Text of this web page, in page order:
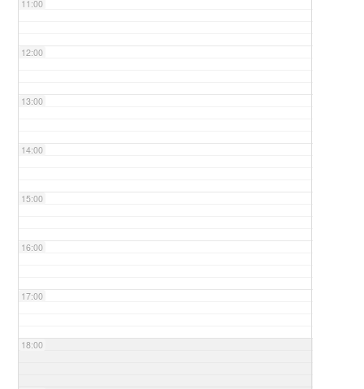
11:00
12:00
13:00
14:00
15:00
16:00
17:00
18:00